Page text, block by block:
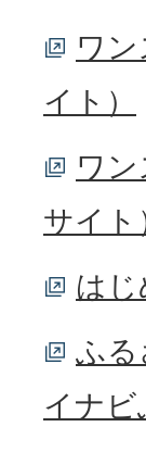
ワ
イト）
ワ
サイト
は
ふる
イナビ